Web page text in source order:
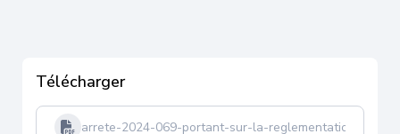
Télécharger
arrete-2024-069-portant-sur-la-reglementation-de-